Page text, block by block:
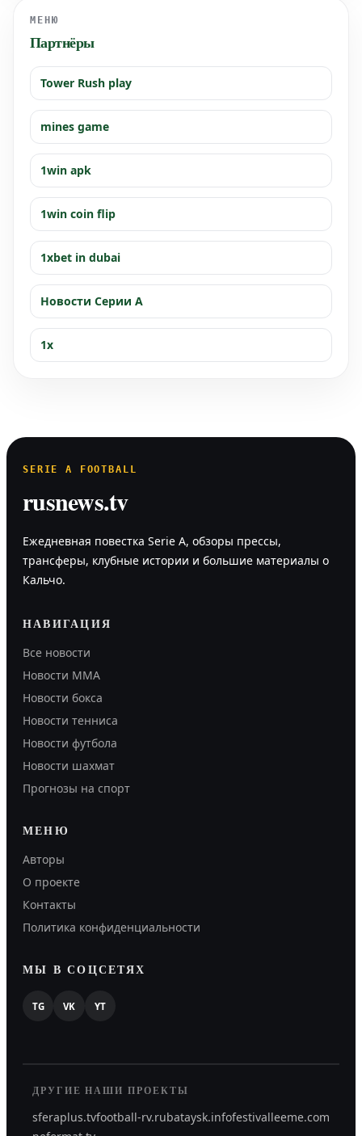
МЕНЮ
Партнёры
Tower Rush play
mines game
1win apk
1win coin flip
1xbet in dubai
Новости Серии А
1x
SERIE A FOOTBALL
rusnews.tv
Ежедневная повестка Serie A, обзоры прессы,
трансферы, клубные истории и большие материалы о
Кальчо.
НАВИГАЦИЯ
Все новости
Новости MMA
Новости бокса
Новости тенниса
Новости футбола
Новости шахмат
Прогнозы на спорт
МЕНЮ
Авторы
О проекте
Контакты
Политика конфиденциальности
МЫ В СОЦСЕТЯХ
TG VK YT
ДРУГИЕ НАШИ ПРОЕКТЫ
sferaplus.tvfootball-rv.rubataysk.infofestivalleeme.com